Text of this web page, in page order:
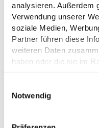
analysieren. Außerdem
Verwendung unserer
soziale Medien,
Partner führen diese
weiteren Daten
haben oder die sie im
gesammelt haben.
Datenschutz
Notwendig